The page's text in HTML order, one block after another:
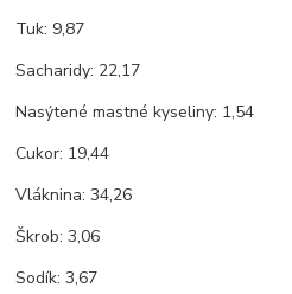
Tuk: 9,87
Sacharidy: 22,17
Nasýtené mastné kyseliny: 1,54
Cukor: 19,44
Vláknina: 34,26
Škrob: 3,06
Sodík: 3,67